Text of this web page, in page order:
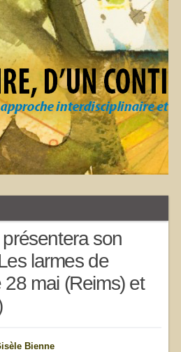
son
larmes de
mai (Reims) et
Bienne